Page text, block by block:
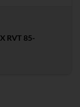
RVT 85-